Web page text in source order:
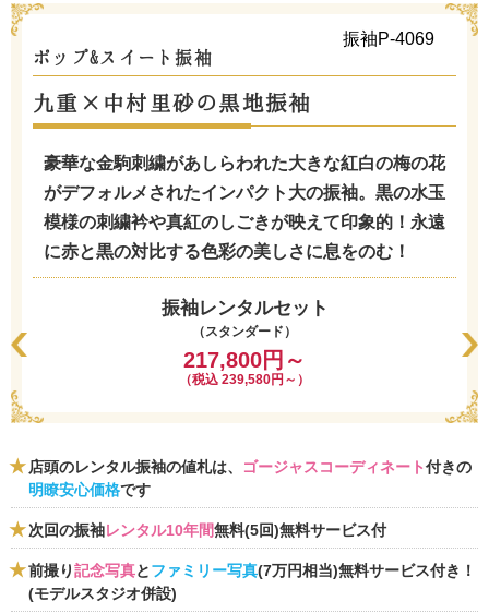
振袖P-4069
ポップ&スイート振袖
九重×中村里砂の黒地振袖
豪華な金駒刺繍があしらわれた大きな紅白の梅の花
がデフォルメされたインパクト大の振袖。黒の水玉
模様の刺繍衿や真紅のしごきが映えて印象的！永遠
に赤と黒の対比する色彩の美しさに息をのむ！
振袖レンタルセット
（スタンダード）
217,800円～
（税込 239,580円～）
店頭のレンタル振袖の値札は、 ゴージャスコーディネート付きの
明瞭安心価格です
次回の振袖レンタル10年間無料(5回)無料サービス付
前撮り記念写真とファミリー写真(7万円相当)無料サービス付き！
(モデルスタジオ併設)